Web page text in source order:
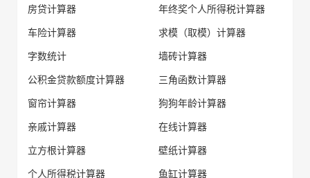
房贷计算器
年终奖个人所得税计算器
车险计算器
求模（取模）计算器
字数统计
墙砖计算器
公积金贷款额度计算器
三角函数计算器
窗帘计算器
狗狗年龄计算器
亲戚计算器
在线计算器
立方根计算器
壁纸计算器
个人所得税计算器
鱼缸计算器